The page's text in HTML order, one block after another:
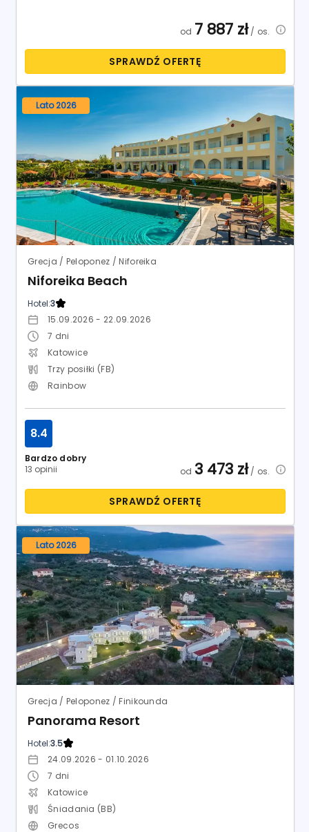
od 7 887 zł/ os.
SPRAWDŹ OFERTĘ
Lato 2026
Grecja / Peloponez / Niforeika
Niforeika Beach
Hotel:3
15.09.2026 - 22.09.2026
7 dni
Katowice
Trzy posiłki (FB)
Rainbow
Bardzo dobry
13 opinii
8.4
od 3 473 zł/ os.
SPRAWDŹ OFERTĘ
Lato 2026
Grecja / Peloponez / Finikounda
Panorama Resort
Hotel:3.5
24.09.2026 - 01.10.2026
7 dni
Katowice
Śniadania (BB)
Grecos